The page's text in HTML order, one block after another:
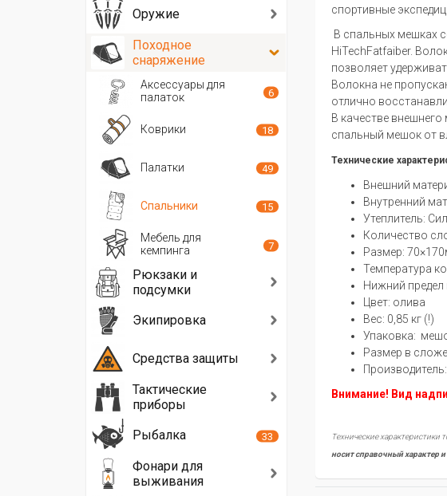
спортивные
В спальных мешках
HiTechFatfaiber.
позволяет
Волокна не
отлично
В качестве
спальный мешок от
Технические
Внешний
Внутренний
Утеплитель:
Количество
Размер:
Температура
Нижний предел
Цвет: олива
Вес: 0,85 кг (!)
Упаковка:
Размер в
Внимание! Вид
Технические характеристики
носит справочный характер
Оружие
Походное
снаряжение
Аксессуары для
палаток
6
Коврики 18
Палатки 49
Спальники 15
Мебель для
кемпинга
7
Рюкзаки и
подсумки
Экипировка
Средства защиты
Тактические
приборы
Рыбалка
33
Фонари для
выживания